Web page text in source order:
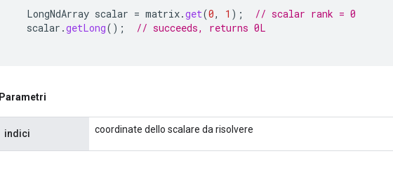
LongNdArray scalar = matrix.get(0, 1 );
// scalar rank = 0
scalar .getLong(); // succeeds, returns 0L
Parametri
indici coordinate dello scalare da risolvere